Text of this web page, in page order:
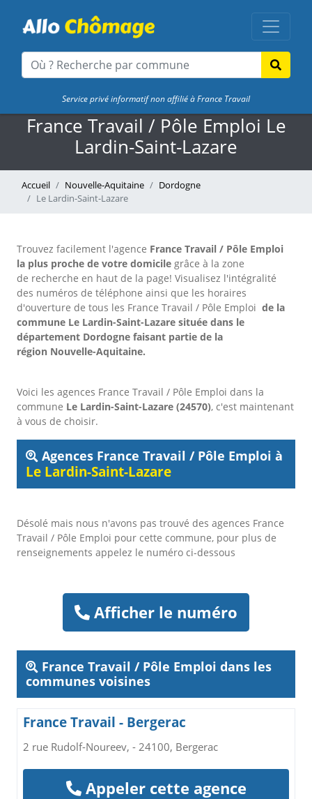
Service privé informatif non affilié à France Travail
France Travail / Pôle Emploi Le
Lardin-Saint-Lazare
Accueil Nouvelle-Aquitaine
Dordogne
Le Lardin-Saint-Lazare
Trouvez facilement l'agence France Travail / Pôle Emploi
la plus proche de votre domicile grâce à la zone
de recherche en haut de la page! Visualisez l'intégralité
des numéros de téléphone ainsi que les horaires
d'ouverture de tous les France Travail / Pôle Emploi de la
commune Le Lardin-Saint-Lazare située dans le
département Dordogne faisant partie de la
région Nouvelle-Aquitaine.
Voici les agences France Travail / Pôle Emploi dans la
commune Le Lardin-Saint-Lazare (24570), c'est maintenant
à vous de choisir.
Agences France Travail / Pôle Emploi à
Le Lardin-Saint-Lazare
Désolé mais nous n'avons pas trouvé des agences France
Travail / Pôle Emploi pour cette commune, pour plus de
renseignements appelez le numéro ci-dessous
Afficher le numéro
France Travail / Pôle Emploi dans les
communes voisines
France Travail - Bergerac
2 rue Rudolf-Noureev, - 24100, Bergerac
Appeler cette agence